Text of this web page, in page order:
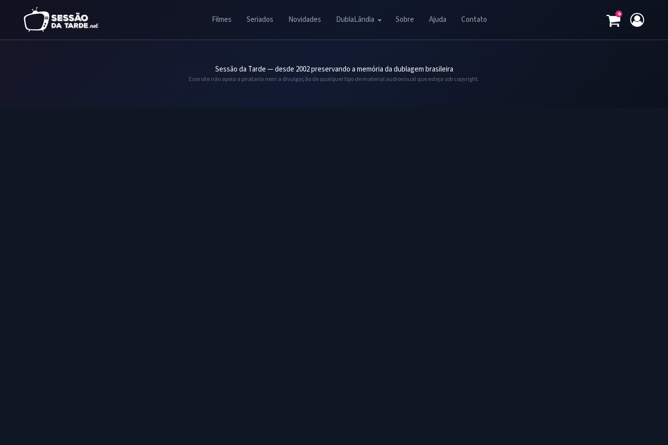
Filmes Seriados Novidades DublaLândia Sobre Ajuda Contato
0
Sessão da Tarde — desde 2002 preservando a memória da dublagem brasileira
Esse site não apoia a pirataria nem a divulgação de qualquer tipo de material audiovisual que esteja sob copyright.